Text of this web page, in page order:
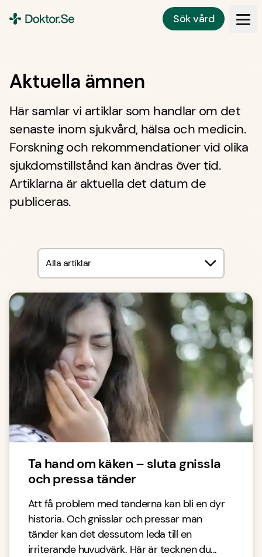
Sök vård
Aktuella ämnen
Här samlar vi artiklar som handlar om det
senaste inom sjukvård, hälsa och medicin.
Forskning och rekommendationer vid olika
sjukdomstillstånd kan ändras över tid.
Artiklarna är aktuella det datum de
publiceras.
Alla artiklar
Ta hand om käken – sluta gnissla
och pressa tänder
Att få problem med tänderna kan bli en dyr
historia. Och gnisslar och pressar man
tänder kan det dessutom leda till en
irriterande huvudvärk. Här är tecknen du...